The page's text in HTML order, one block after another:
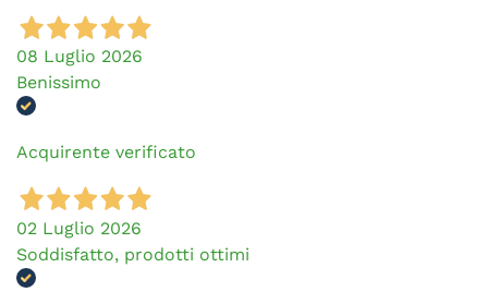
08 Luglio 2026
Benissimo
Acquirente verificato
02 Luglio 2026
Soddisfatto, prodotti ottimi